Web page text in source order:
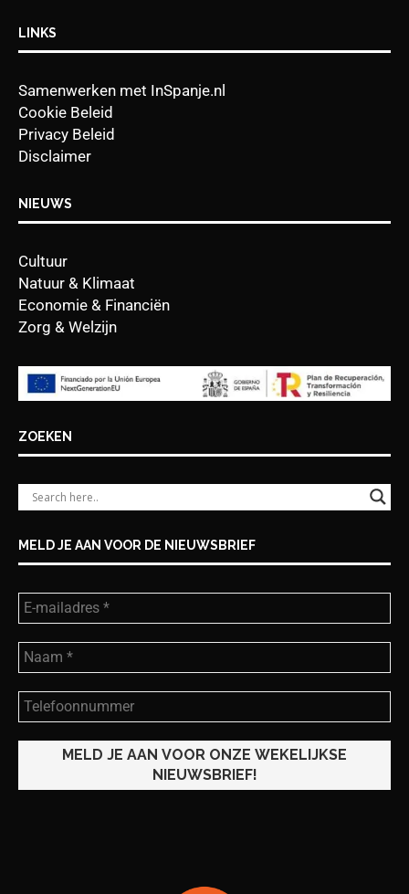
LINKS
Samenwerken met InSpanje.nl
Cookie Beleid
Privacy Beleid
Disclaimer
NIEUWS
Cultuur
Natuur & Klimaat
Economie & Financiën
Zorg & Welzijn
ZOEKEN
MELD JE AAN VOOR DE NIEUWSBRIEF